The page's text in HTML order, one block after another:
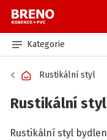
Kategorie
Rustikální styl
Rustikální
Rustikální styl